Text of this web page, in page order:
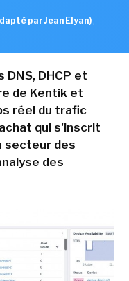
par Jean Elyan) ,
DHCP et
de Kentik et
réel du trafic
qui s'inscrit
secteur des
des